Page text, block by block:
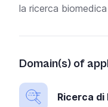
la ricerca
Domain(s) of
Ricerca di